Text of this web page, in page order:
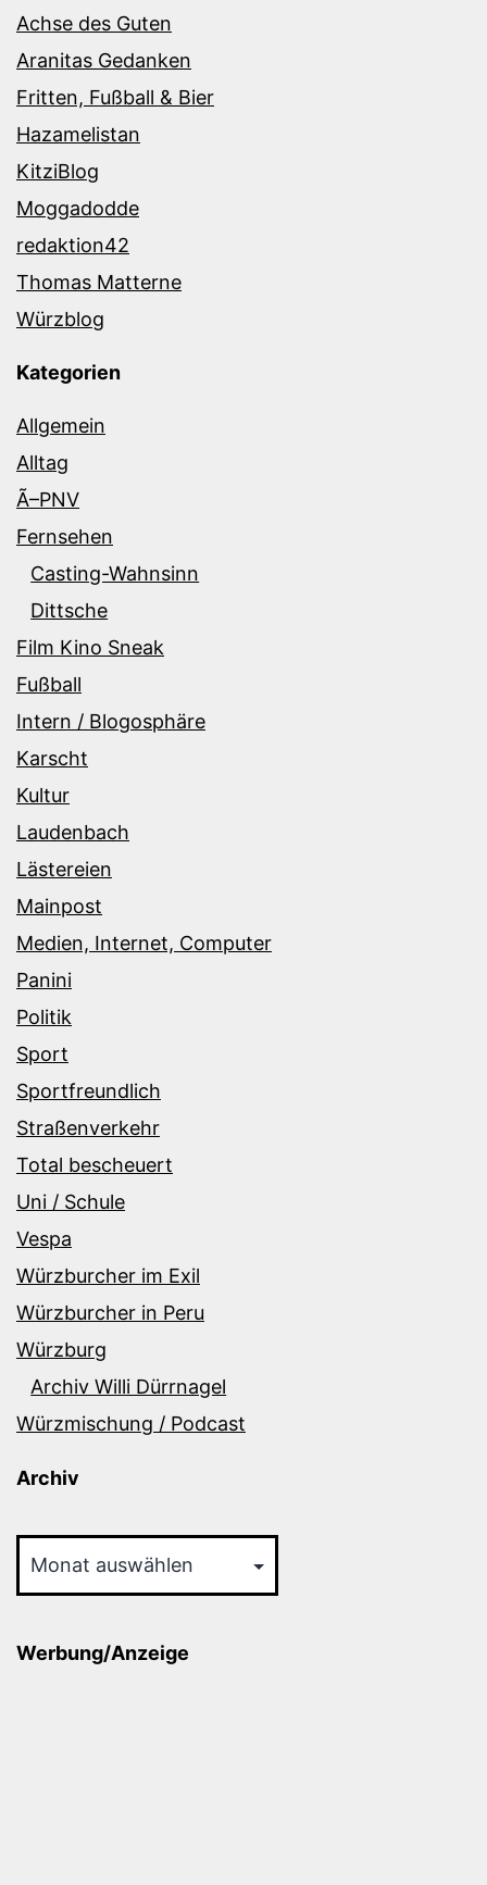
Achse des Guten
Aranitas Gedanken
Fritten, Fußball & Bier
Hazamelistan
KitziBlog
Moggadodde
redaktion42
Thomas Matterne
Würzblog
Kategorien
Allgemein
Alltag
Ã–PNV
Fernsehen
Casting-Wahnsinn
Dittsche
Film Kino Sneak
Fußball
Intern / Blogosphäre
Karscht
Kultur
Laudenbach
Lästereien
Mainpost
Medien, Internet, Computer
Panini
Politik
Sport
Sportfreundlich
Straßenverkehr
Total bescheuert
Uni / Schule
Vespa
Würzburcher im Exil
Würzburcher in Peru
Würzburg
Archiv Willi Dürrnagel
Würzmischung / Podcast
Archiv
Werbung/Anzeige